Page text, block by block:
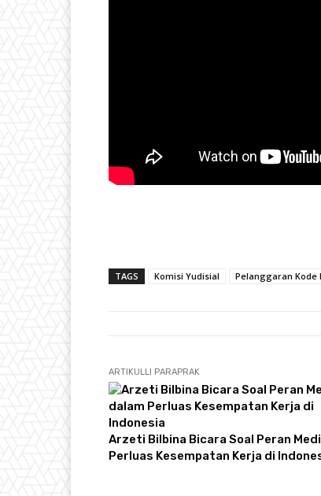
TAGS Komisi Yudisial Pelanggaran Kode
ARTIKULLI PARAPRAK
Arzeti Bilbina Bicara Soal Peran
Perluas Kesempatan Kerja di